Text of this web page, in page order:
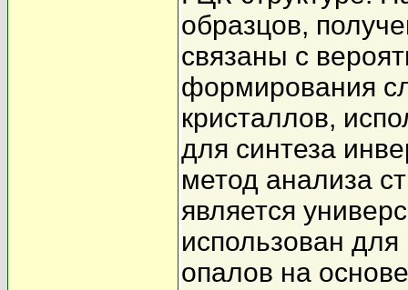
образцов,
связаны с
формирования
кристаллов,
для синтеза
метод анализа
является
использован
опалов на